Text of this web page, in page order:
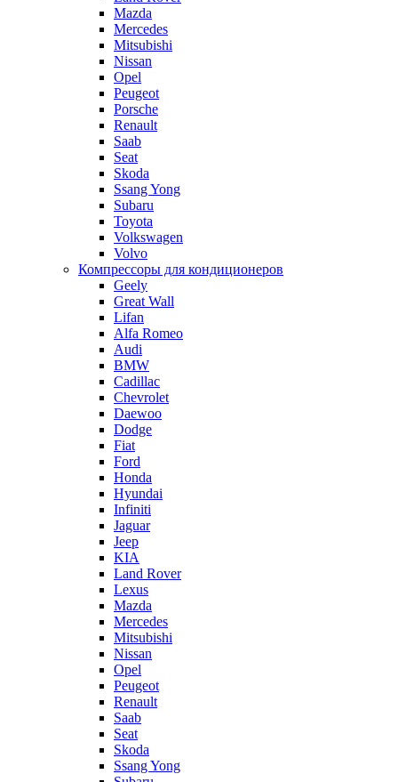
Mazda
Mercedes
Mitsubishi
Nissan
Opel
Peugeot
Porsche
Renault
Saab
Seat
Skoda
Ssang Yong
Subaru
Toyota
Volkswagen
Volvo
Компрессоры для кондиционеров
Geely
Great Wall
Lifan
Alfa Romeo
Audi
BMW
Cadillac
Chevrolet
Daewoo
Dodge
Fiat
Ford
Honda
Hyundai
Infiniti
Jaguar
Jeep
KIA
Land Rover
Lexus
Mazda
Mercedes
Mitsubishi
Nissan
Opel
Peugeot
Renault
Saab
Seat
Skoda
Ssang Yong